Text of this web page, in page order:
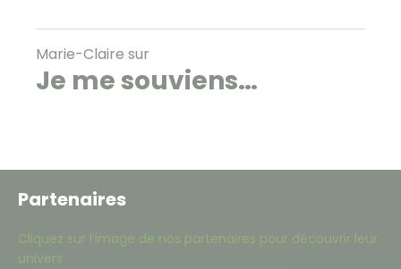
Marie-Claire sur
Je me souviens…
Partenaires
Cliquez sur l’image de nos partenaires pour découvrir leur
univers